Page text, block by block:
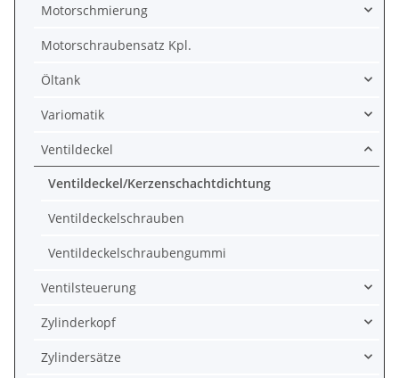
Motorschmierung
Motorschraubensatz Kpl.
Öltank
Variomatik
Ventildeckel
Ventildeckel/Kerzenschachtdichtung
Ventildeckelschrauben
Ventildeckelschraubengummi
Ventilsteuerung
Zylinderkopf
Zylindersätze